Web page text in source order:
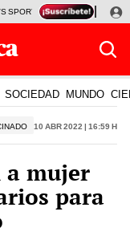
SPORT BOYS JORGE
SOCIEDAD MUNDO
10 Abr 2022 | 16:59 h
a mujer
para